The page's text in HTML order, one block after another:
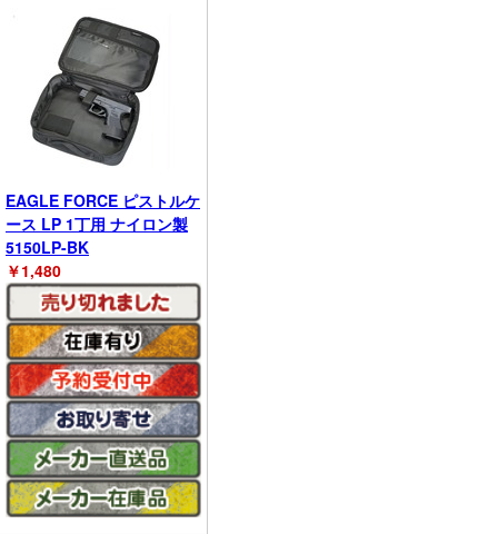
EAGLE FORCE ピストルケ
ース LP 1丁用 ナイロン製
5150LP-BK
￥1,480